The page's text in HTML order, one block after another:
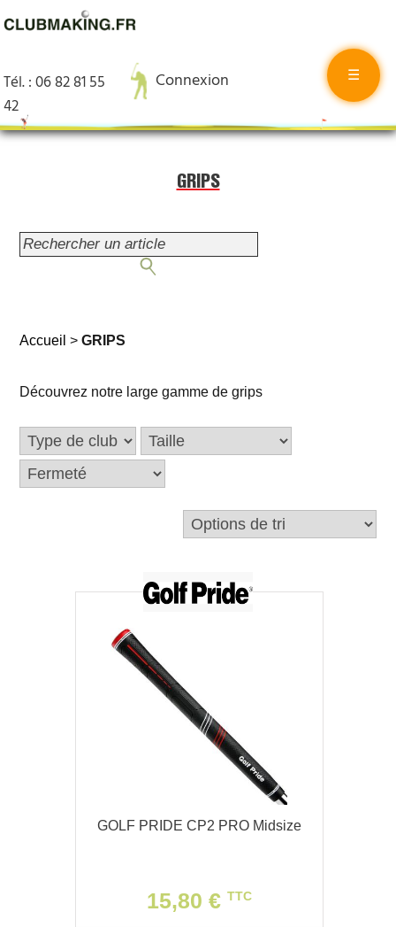
☰
Tél. : 06 82 81 55
42
Connexion
GRIPS
Accueil >GRIPS
Découvrez notre large gamme de grips
GOLF PRIDE CP2 PRO Midsize
15,80 € TTC